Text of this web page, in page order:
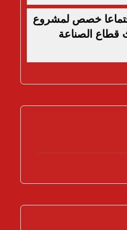
خصص لمشروع
قطاع الصناعة